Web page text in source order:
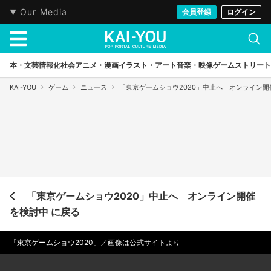
Our Media 会員登録 ログイン
本・文芸情報化社会アニメ・漫画イラスト・アート音楽・映像ゲームストリート
KAI-YOU ゲーム ニュース 「東京ゲームショウ2020」中止へ オンライン開
「東京ゲームショウ2020」中止へ オンライン開催
を検討中 に戻る
「東京ゲームショウ2020」／画像は公式サイトより